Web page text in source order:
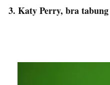
3. Katy Perry, bra